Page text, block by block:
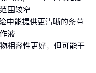
围较窄
中能提供更清晰的条带
液
相容性更好，但可能干